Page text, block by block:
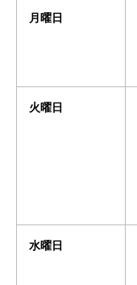
月曜日
火曜日
水曜日